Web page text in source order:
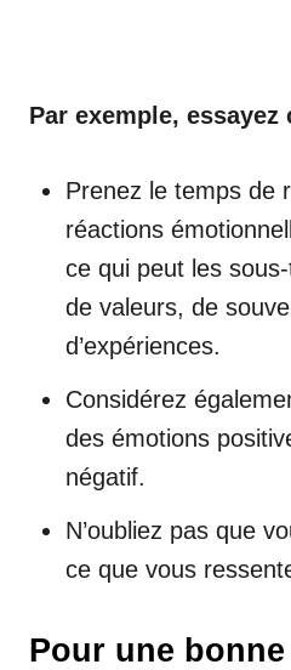
Par exemple, essayez
Prenez le temps de
réactions
ce qui peut les sous-
de valeurs, de
d’expériences.
Considérez
des émotions
négatif.
N’oubliez pas que
ce que vous
Pour une